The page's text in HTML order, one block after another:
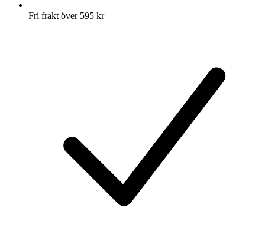
Fri frakt över 595 kr